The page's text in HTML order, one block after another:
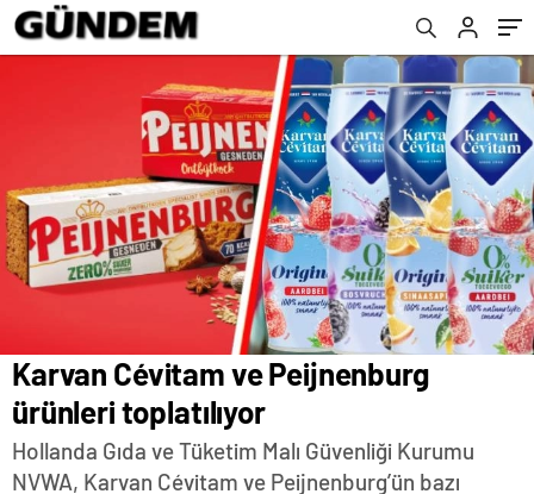
Karvan Cévitam ve Peijnenburg
ürünleri toplatılıyor
Hollanda Gıda ve Tüketim Malı Güvenliği Kurumu
NVWA, Karvan Cévitam ve Peijnenburg’ün bazı